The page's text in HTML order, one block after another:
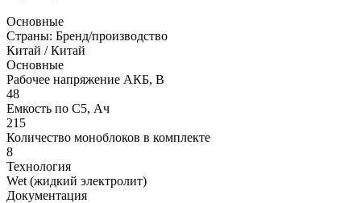
Основные
Страны: Бренд/производство
Китай / Китай
Основные
Рабочее напряжение АКБ, B
48
Емкость по С5, Ач
215
Количество моноблоков в комплекте
8
Технология
Wet (жидкий электролит)
Документация